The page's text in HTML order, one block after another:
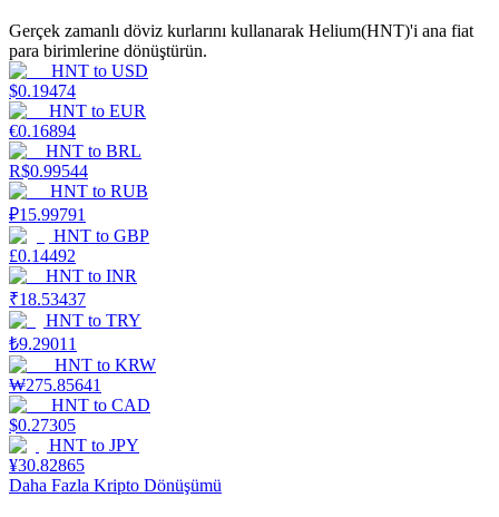
Power Piggy
Günlük rekabetçi ödüller kazanın
Staking
Yüksek getiri ve anında erişim
Gerçek zamanlı döviz kurlarını kullanarak Helium(HNT)'i ana fiat
para birimlerine dönüştürün.
HNT to USD
$0.19474
HNT to EUR
€0.16894
HNT to BRL
R$0.99544
HNT to RUB
₽15.99791
HNT to GBP
£0.14492
HNT to INR
₹18.53437
HNT to TRY
₺9.29011
HNT to KRW
₩275.85641
HNT to CAD
$0.27305
HNT to JPY
¥30.82865
Daha Fazla Kripto Dönüşümü